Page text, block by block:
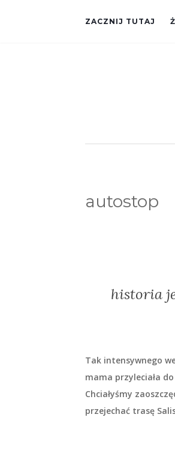
ZACZNIJ TUTAJ
autostop
historia
Tak intensywnego
mama przyleciała
Chciałyśmy
przejechać trasę